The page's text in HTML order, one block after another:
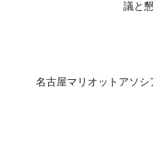
議と
名古屋マリオットアソシ